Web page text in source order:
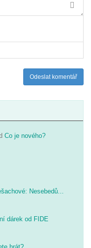
Odeslat komentář
Co je nového?
Nesebedů...
dárek od FIDE